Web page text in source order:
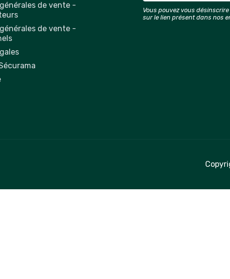
de vente -
de vente -
Vous pouvez vous
sur le lien présent dans nos
en garantissant la conformité avec les